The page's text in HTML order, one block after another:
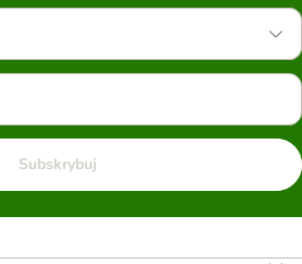
Subskrybuj